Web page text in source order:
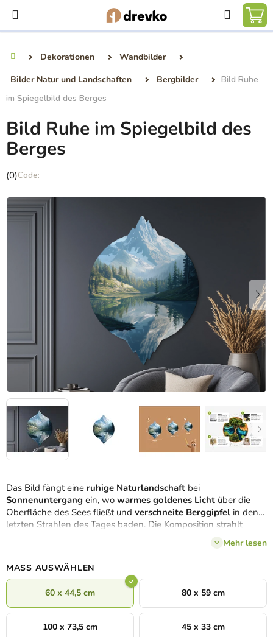
Inhalt
springen
Suchen
Dekorationen
Wandbilder
Bilder Natur und Landschaften
Bergbilder
Bild Ruhe
im Spiegelbild des Berges
Das Bild fängt eine ruhige Naturlandschaft bei
Sonnenuntergang ein, wo warmes goldenes Licht über die
Oberfläche des Sees fließt und verschneite Berggipfel in den
letzten Strahlen des Tages baden. Die Komposition strahlt
aus, wobei Farben und
vermitteln.Mehr lesen
MASS AUSWÄHLEN
60 x 44,5 cm 80 x 59 cm
100 x 73,5 cm 45 x 33 cm
Bild Ruhe im Spiegelbild des
Berges
Die
Produktbewertung
ist
(0)